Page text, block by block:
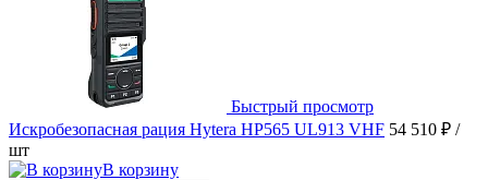
Быстрый просмотр
Искробезопасная рация Hytera HP565 UL913 VHF 54 510 ₽ /
шт
В корзину